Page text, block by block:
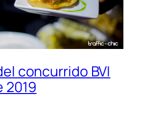
concurrido BVI
2019